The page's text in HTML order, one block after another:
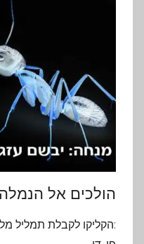
הולכים אל הנמלה
:הקליקו לקבלת תמליל